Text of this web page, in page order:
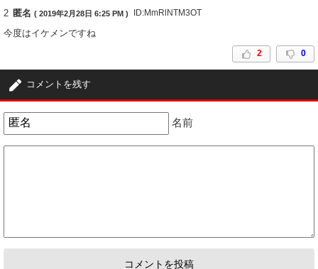
2 匿名 ( 2019年2月28日 6:25 PM ) ID:MmRlNTM3OT
今度はイケメンですね
2 0
コメントを残す
名前